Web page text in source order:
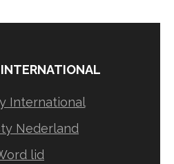
International
Nederland
lid